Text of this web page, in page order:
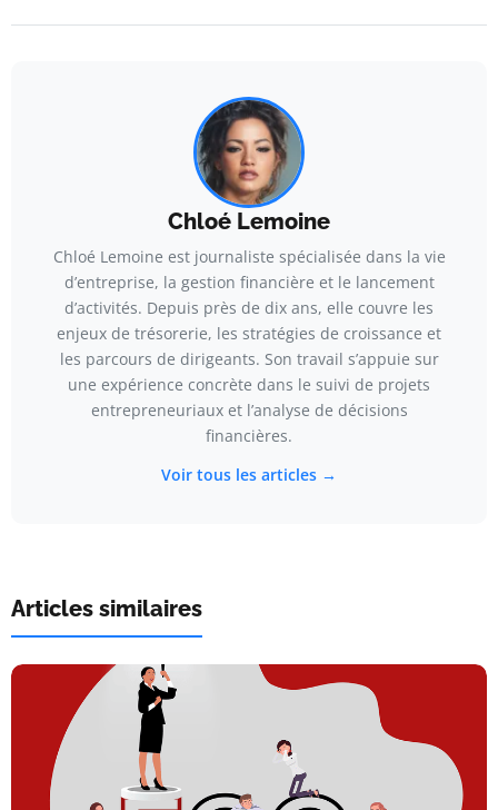
Chloé Lemoine
Chloé Lemoine est journaliste spécialisée dans la vie
d’entreprise, la gestion financière et le lancement
d’activités. Depuis près de dix ans, elle couvre les
enjeux de trésorerie, les stratégies de croissance et
les parcours de dirigeants. Son travail s’appuie sur
une expérience concrète dans le suivi de projets
entrepreneuriaux et l’analyse de décisions
financières.
Voir tous les articles →
Articles similaires